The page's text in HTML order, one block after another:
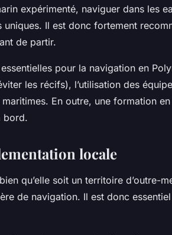
expérimenté, naviguer dans les
uniques. Il est donc fortement
de partir.
pour la navigation en
les récifs), l’utilisation des
En outre, une formation
bord.
locale
qu’elle soit un territoire d’outre-
de navigation. Il est donc